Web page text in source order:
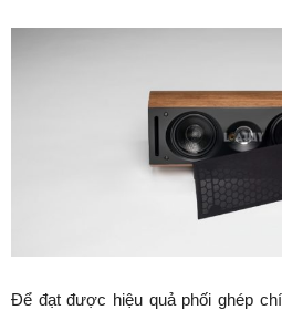
Để đạt được hiệu quả phối ghép